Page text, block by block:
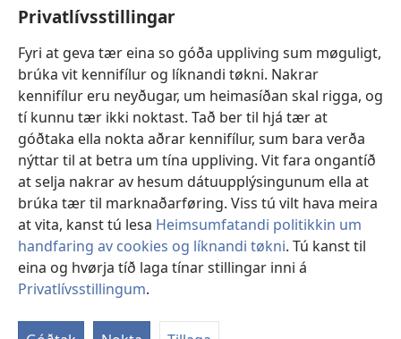
Privatlívsstillingar
Fyri at geva tær eina so góða uppliving sum møguligt,
brúka vit kennifílur og líknandi tøkni. Nakrar
kennifílur eru neyðugar, um heimasíðan skal rigga, og
tí kunnu tær ikki noktast. Tað ber til hjá tær at
góðtaka ella nokta aðrar kennifílur, sum bara verða
nýttar til at betra um tína uppliving. Vit fara ongantíð
at selja nakrar av hesum dátuupplýsingunum ella at
brúka tær til marknaðarføring. Viss tú vilt hava meira
at vita, kanst tú lesa Heimsumfatandi politikkin um
handfaring av cookies og líknandi tøkni. Tú kanst til
eina og hvørja tíð laga tínar stillingar inni á
Privatlívsstillingum.
Video
Leita
Stuðul
(opens
new
window)Watchtower ONLINE LIBRARY™
(opens
new
window)JW Hub®
(opens
window)
Copyright © 2026 Watch Tower Bible and Tract Society of Pennsylvania.
NÝTSLUTREYTIR|PRIVATLÍVSPOLITIKKUR